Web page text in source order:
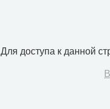
Для доступа к данной